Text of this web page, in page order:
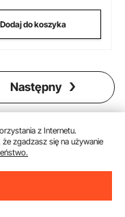
Dodaj do koszyka
Następny
z Internetu.
że zgadzasz się na używanie